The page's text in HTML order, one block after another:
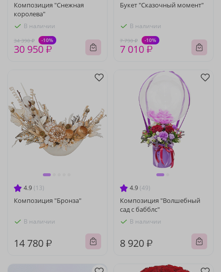
Композиция "Снежная
королева"
В наличии
34 390 ₽ -10%
30 950 ₽
Букет "Сказочный момент"
В наличии
7 790 ₽ -10%
7 010 ₽
4.9 (13)
Композиция "Бронза"
В наличии
14 780 ₽
4.9 (49)
Композиция "Волшебный
сад с бабблс"
В наличии
8 920 ₽